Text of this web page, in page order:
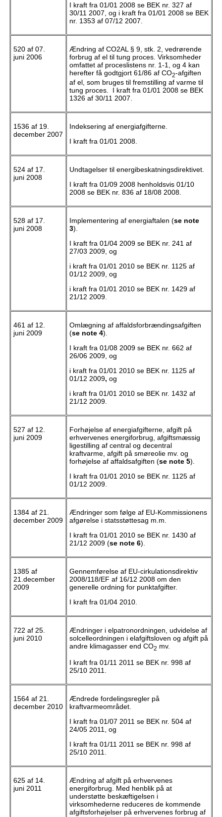
I kraft fra 01/01 2008 se BEK nr. 327 af
30/11 2007, og i kraft fra 01/01 2008 se BEK
nr. 1353 af 07/12 2007.
520 af 07.
juni 2006
Ændring af CO2AL § 9, stk. 2, vedrørende
forbrug af el til tung proces. Virksomheder
omfattet af proceslistens nr. 1-1, og 4 kan
herefter få godtgjort 61/86 af CO2-afgiften
af el, som bruges til fremstilling af varme til
tung proces. I kraft fra 01/01 2008 se BEK
1326 af 30/11 2007.
1536 af 19.
december 2007
Indeksering af energiafgifterne.
I kraft fra 01/01 2008.
524 af 17.
juni 2008
Undtagelser til energibeskatningsdirektivet.
I kraft fra 01/09 2008 henholdsvis 01/10
2008 se BEK nr. 836 af 18/08 2008.
528 af 17.
juni 2008
Implementering af energiaftalen (se note
3).
I kraft fra 01/04 2009 se BEK nr. 241 af
27/03 2009, og
i kraft fra 01/01 2010 se BEK nr. 1125 af
01/12 2009, og
i kraft fra 01/01 2010 se BEK nr. 1429 af
21/12 2009.
461 af 12.
juni 2009
Omlægning af affaldsforbrændingsafgiften
(se note 4).
I kraft fra 01/08 2009 se BEK nr. 662 af
26/06 2009, og
i kraft fra 01/01 2010 se BEK nr. 1125 af
01/12 2009, og
i kraft fra 01/01 2010 se BEK nr. 1432 af
21/12 2009.
527 af 12.
juni 2009
Forhøjelse af energiafgifterne, afgift på
erhvervenes energiforbrug, afgiftsmæssig
ligestilling af central og decentral
kraftvarme, afgift på smøreolie mv. og
forhøjelse af affaldsafgiften (se note 5).
I kraft fra 01/01 2010 se BEK nr. 1125 af
01/12 2009.
1384 af 21.
december 2009
Ændringer som følge af EU-Kommissionens
afgørelse i statsstøttesag m.m.
I kraft fra 01/01 2010 se BEK nr. 1430 af
21/12 2009 (se note 6).
1385 af
21.december
2009
Gennemførelse af EU-cirkulationsdirektiv
2008/118/EF af 16/12 2008 om den
generelle ordning for punktafgifter.
I kraft fra 01/04 2010.
722 af 25.
juni 2010
Ændringer i elpatronordningen, udvidelse af
solcelleordningen i elafgiftsloven og afgift på
andre klimagasser end CO2 mv.
I kraft fra 01/11 2011 se BEK nr. 998 af
25/10 2011.
1564 af 21.
december 2010
Ændrede fordelingsregler på
kraftvarmeområdet.
I kraft fra 01/07 2011 se BEK nr. 504 af
24/05 2011, og
I kraft fra 01/11 2011 se BEK nr. 998 af
25/10 2011.
625 af 14.
juni 2011
Ændring af afgift på erhvervenes
energiforbrug. Med henblik på at
understøtte beskæftigelsen i
virksomhederne reduceres de kommende
afgiftsforhøjelser på erhvervenes forbrug af